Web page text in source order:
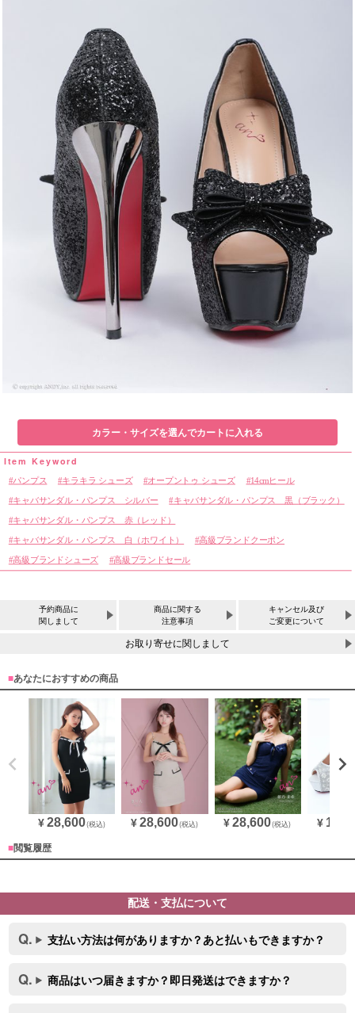
カラー・サイズを選んでカートに入れる
パンプス キラキラ シューズ オープントゥ シューズ 14cmヒール
キャバサンダル・パンプス シルバー キャバサンダル・パンプス 黒（ブラック）
キャバサンダル・パンプス 赤（レッド）
キャバサンダル・パンプス 白（ホワイト）
高級ブランドクーポン
高級ブランドシューズ 高級ブランドセール
予約商品に
関しまして
商品に関する
注意事項
キャンセル及び
ご変更について
お取り寄せに関しまして
■あなたにおすすめの商品
¥28,600(税込) ¥28,600(税込) ¥ 28,600(税込) ¥
■閲覧履歴
配送・支払について
支払い方法は何がありますか？あと払いもできますか？
商品はいつ届きますか？即日発送はできますか？